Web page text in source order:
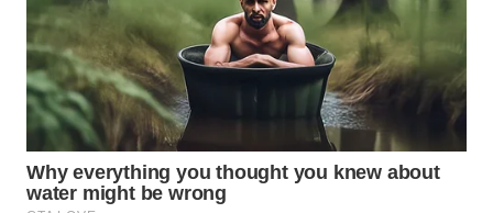
WN
TANGERANG
WN
BINJAI
WN